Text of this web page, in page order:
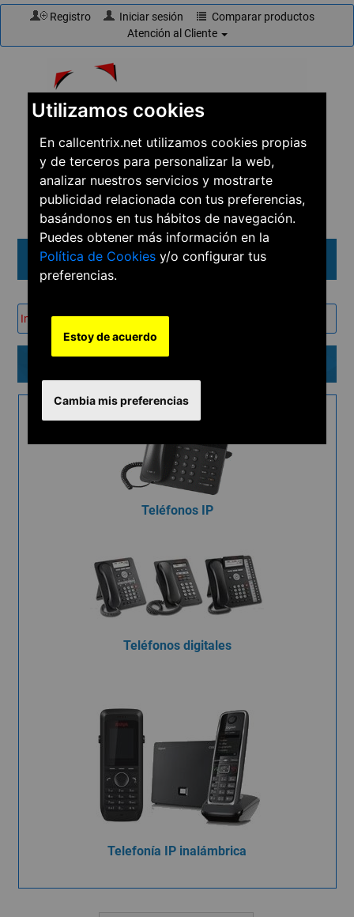
Utilizamos cookies
En callcentrix.net utilizamos cookies propias
y de terceros para personalizar la web,
analizar nuestros servicios y mostrarte
publicidad relacionada con tus preferencias,
basándonos en tus hábitos de navegación.
Puedes obtener más información en la
Política de Cookies y/o configurar tus
preferencias.
Estoy de acuerdo
Cambia mis preferencias
Registro Iniciar sesión
Comparar productos
Atención al Cliente
☎910 61 60 15
Menú
Inicio → Productos → Teléfonos
Teléfonos
Teléfonos IP
Teléfonos digitales
Telefonía IP inalámbrica